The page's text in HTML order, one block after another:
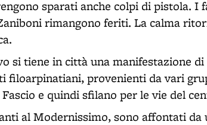
sparati anche colpi di pistola. I
rimangono feriti. La calma
si tiene in città una manifestazione
filoarpinatiani, provenienti da vari
Fascio e quindi sfilano per le vie del
al Modernissimo, sono affontati